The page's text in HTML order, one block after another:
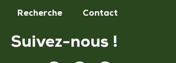
Recherche Contact
Suivez-nous !